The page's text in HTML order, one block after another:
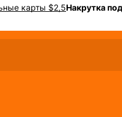
карты $2,5Накрутка